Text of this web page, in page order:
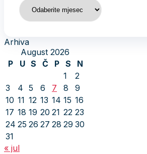
Arhiva
Arhiva
August 2026
P
U S Č P S
N
1
2
3
4 5 6 7 8
9
10 11 12 13 14 15 16
17 18 19 20 21 22 23
24 25 26 27 28 29 30
31
« jul